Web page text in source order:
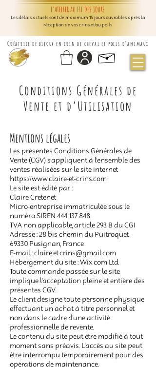
L'ATELIER AU FIL DES JOURS
Les délais actuels sont de maximum 15 jours ouvrables après la
réception de vos crins et/ou poils
Créatrice de bijoux en crin de cheval et poils d'animaux
Conditions Générales de
Vente et d’Utilisation
Mentions légales
Les présentes Conditions Générales de
Vente (CGV) s’appliquent à l’ensemble des
ventes réalisées sur le site internet
https://www.claire-et-crins.com.
Le site est édité par :
Claire Cretenet
Micro-entreprise immatriculée sous le
numéro SIREN 444 137 848
TVA non applicable, article 293 B du CGI
Adresse : 28 bis chemin du Puitroquet,
69330 Pusignan, France
E-mail : claire.et.crins@gmail.com
Hébergement du site : Wix.com Ltd.
Toute commande passée sur le site
implique l’acceptation pleine et entière des
présentes CGV.
Le client désigne toute personne physique
effectuant un achat à titre personnel et
non dans le cadre d’une activité
professionnelle de revente.
Le contenu du site peut être modifié à tout
moment sans préavis. L’accès au site peut
être interrompu temporairement pour des
opérations de maintenance.